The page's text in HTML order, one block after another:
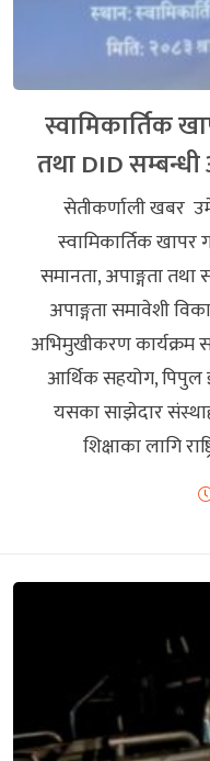
स्वामिकार्तिक
तथा DID सम्बन्धी
सेतीकर्णाली खबर
स्वामिकार्तिक
समानता, अपाङ्गता
अपाङ्गता समावेशी
अभिमुखीकरण कार्यक्रम
आर्थिक सहयोग, पिपुल
यसका साझेदार
शिक्षाका लागि